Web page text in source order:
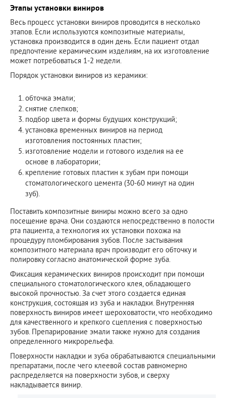
Этапы установки виниров
Весь процесс установки виниров проводится в несколько
этапов. Если используются композитные материалы,
установка производится в один день. Если пациент отдал
предпочтение керамическим изделиям, на их изготовление
может потребоваться 1-2 недели.
Порядок установки виниров из керамики:
обточка эмали;
снятие слепков;
подбор цвета и формы будущих конструкций;
установка временных виниров на период
изготовления постоянных пластин;
изготовление модели и готового изделия на ее
основе в лаборатории;
крепление готовых пластин к зубам при помощи
стоматологического цемента (30-60 минут на один
зуб).
Поставить композитные виниры можно всего за одно
посещение врача. Они создаются непосредственно в полости
рта пациента, а технология их установки похожа на
процедуру пломбирования зубов. После застывания
композитного материала врач производит его обточку и
полировку согласно анатомической форме зуба.
Фиксация керамических виниров происходит при помощи
специального стоматологического клея, обладающего
высокой прочностью. За счет этого создается единая
конструкция, состоящая из зуба и накладки. Внутренняя
поверхность виниров имеет шероховатости, что необходимо
для качественного и крепкого сцепления с поверхностью
зубов. Препарирование эмали также нужно для создания
определенного микрорельефа.
Поверхности накладки и зуба обрабатываются специальными
препаратами, после чего клеевой состав равномерно
распределяется на поверхности зубов, и сверху
накладывается винир.